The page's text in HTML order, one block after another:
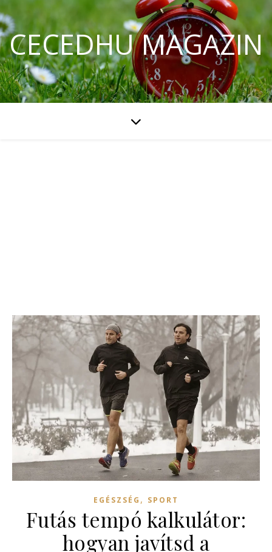
CECEDHU MAGAZIN
EGÉSZSÉG , SPORT
Futás tempó kalkulátor:
hogyan javítsd a